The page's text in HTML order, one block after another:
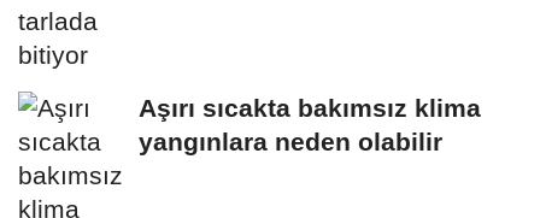
Aşırı sıcakta bakımsız klima
yangınlara neden olabilir